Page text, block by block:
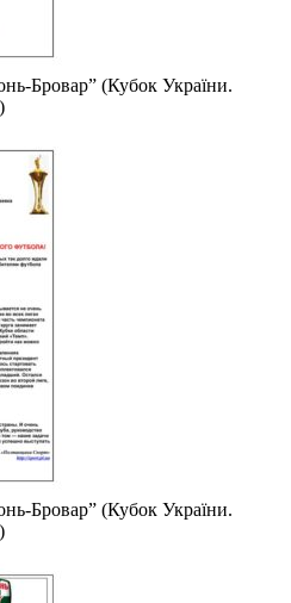
Бровар” (Кубок України.
Бровар” (Кубок України.